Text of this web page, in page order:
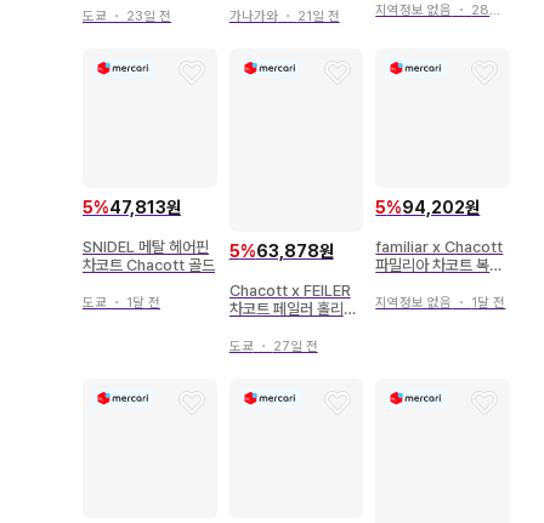
도쿄 ・ 23일 전 가나가와・ 21일 전 지역정보 없음 ・ 28일 전
5%47,813원
SNIDEL 메탈 헤어핀
차코트 Chacott 골드
도쿄 ・ 1달 전
5%63,878원
Chacott x FEILER
차코트 페일러 홀리데
도쿄 ・ 27일 전
5%94,202원
familiar x Chacott
파밀리아 차코트 복조
지역정보 없음 ・ 1달 전